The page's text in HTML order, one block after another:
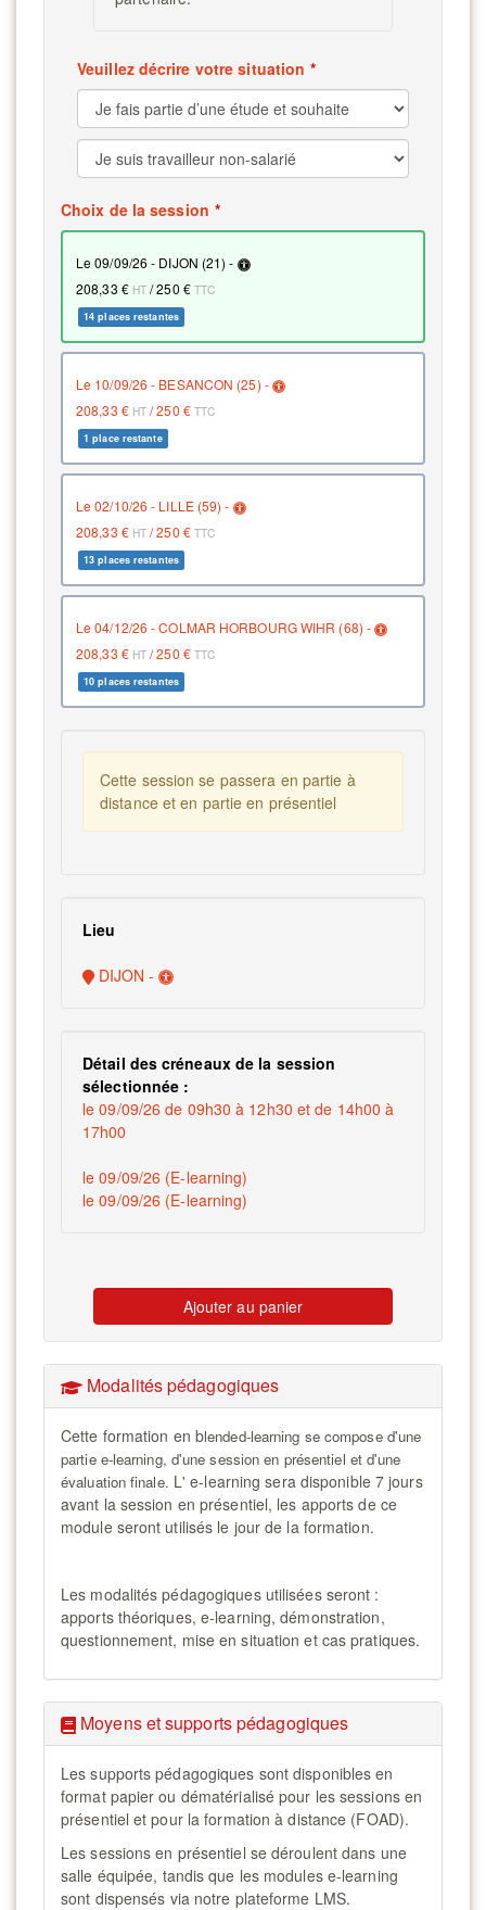
Veuillez décrire votre situation
Choix de la session
le 09/09/26 - DIJON (21) -
208,33 € HT /250 € TTC
14 places restantes
le 10/09/26 - BESANCON (25) -
208,33 € HT /250 € TTC
1 place restante
le 02/10/26 - LILLE (59) -
208,33 € HT /250 € TTC
13 places restantes
le 04/12/26 - COLMAR HORBOURG WIHR (68) -
208,33 € HT /250 € TTC
10 places restantes
Cette session se passera en partie à
distance et en partie en présentiel
Lieu
DIJON -
Détail des créneaux de la session
sélectionnée :
le 09/09/26 de 09h30 à 12h30 et de 14h00 à
17h00
le 09/09/26 (E-learning)
le 09/09/26 (E-learning)
Ajouter au panier
Modalités pédagogiques
Cette formation en blended-learning se compose d'une
partie e-learning, d'une session en présentiel et d'une
évaluation finale. L' e-learning sera disponible 7 jours
avant la session en présentiel, les apports de ce
module seront utilisés le jour de la formation.
Les modalités pédagogiques utilisées seront :
apports théoriques, e-learning, démonstration,
questionnement, mise en situation et cas pratiques.
Moyens et supports pédagogiques
Les supports pédagogiques sont disponibles en
format papier ou dématérialisé pour les sessions en
présentiel et pour la formation à distance (FOAD).
Les sessions en présentiel se déroulent dans une
salle équipée, tandis que les modules e-learning
sont dispensés via notre plateforme LMS.